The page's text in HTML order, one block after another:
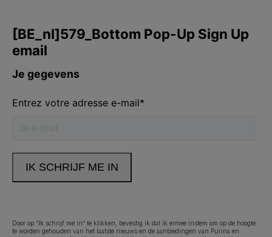
Door op “Ik schrijf me in” te klikken, bevestig ik dat ik ermee instem om op de hoogte
te worden gehouden van het laatste nieuws en de aanbiedingen van Purina en
Neem contact met ons op